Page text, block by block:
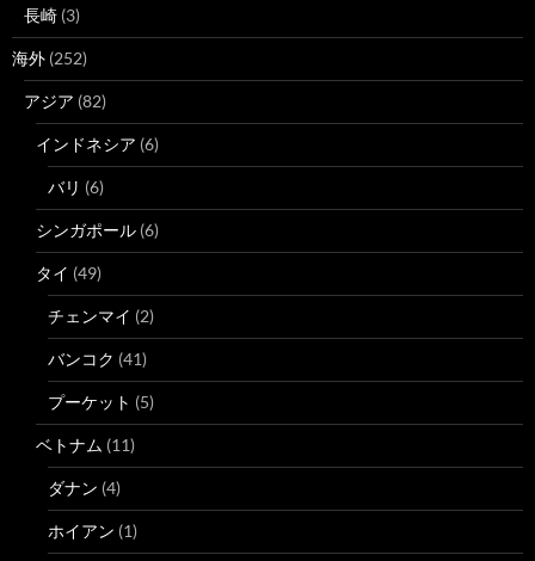
長崎 (3)
海外 (252)
アジア (82)
インドネシア (6)
バリ (6)
シンガポール (6)
タイ (49)
チェンマイ (2)
バンコク (41)
プーケット (5)
ベトナム (11)
ダナン (4)
ホイアン (1)